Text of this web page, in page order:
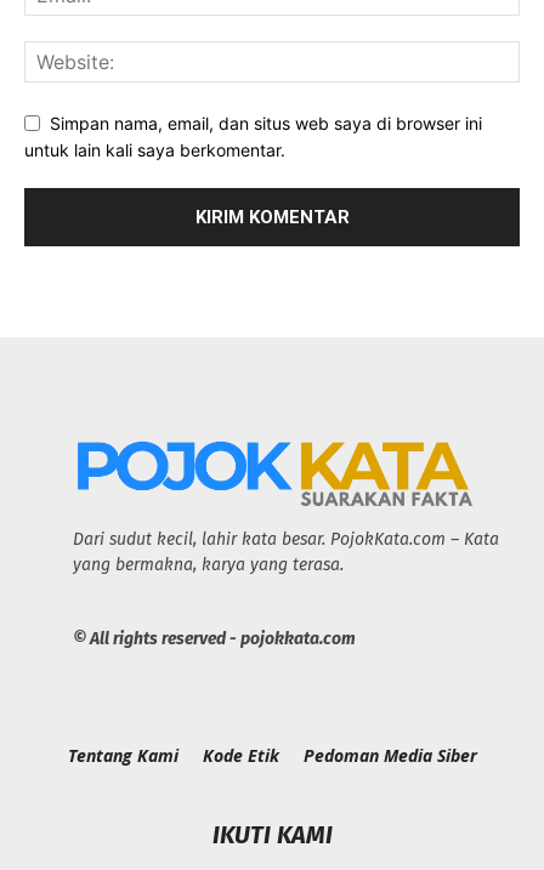
Simpan nama, email, dan situs web saya di browser ini
untuk lain kali saya berkomentar.
Dari sudut kecil, lahir kata besar. PojokKata.com – Kata
yang bermakna, karya yang terasa.
© All rights reserved - pojokkata.com
Tentang Kami Kode Etik Pedoman Media Siber
IKUTI KAMI